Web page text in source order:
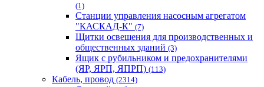
(1)
Станции управления насосным агрегатом
"КАСКАД-К" (7)
Щитки освещения для производственных и
общественных зданий (3)
Ящик с рубильником и предохранителями
(ЯР, ЯРП, ЯПРП) (113)
Кабель, провод (2314)